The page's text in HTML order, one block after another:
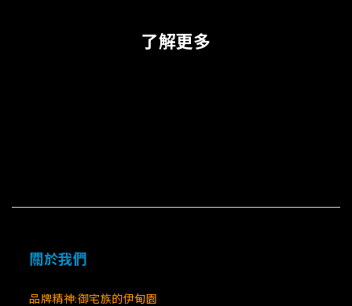
了解更多
關於我們
品牌精神:御宅族的伊甸園